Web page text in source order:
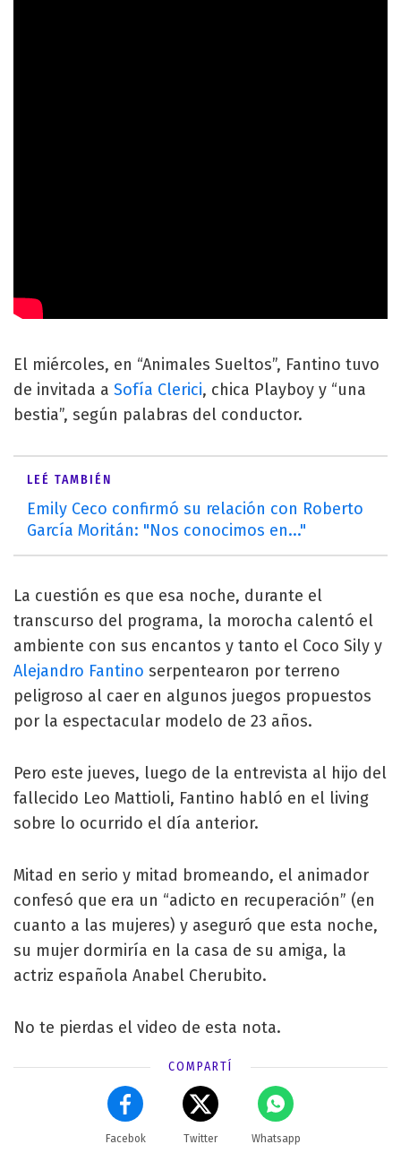
El miércoles, en “Animales Sueltos”, Fantino tuvo
de invitada a Sofía Clerici, chica Playboy y “una
bestia”, según palabras del conductor.
LEÉ TAMBIÉN
Emily Ceco confirmó su relación con Roberto
García Moritán: "Nos conocimos en..."
La cuestión es que esa noche, durante el
transcurso del programa, la morocha calentó el
ambiente con sus encantos y tanto el Coco Sily y
Alejandro Fantino serpentearon por terreno
peligroso al caer en algunos juegos propuestos
por la espectacular modelo de 23 años.
Pero este jueves, luego de la entrevista al hijo del
fallecido Leo Mattioli, Fantino habló en el living
sobre lo ocurrido el día anterior.
Mitad en serio y mitad bromeando, el animador
confesó que era un “adicto en recuperación” (en
cuanto a las mujeres) y aseguró que esta noche,
su mujer dormiría en la casa de su amiga, la
actriz española Anabel Cherubito.
No te pierdas el video de esta nota.
COMPARTÍ
Facebok Twitter Whatsapp